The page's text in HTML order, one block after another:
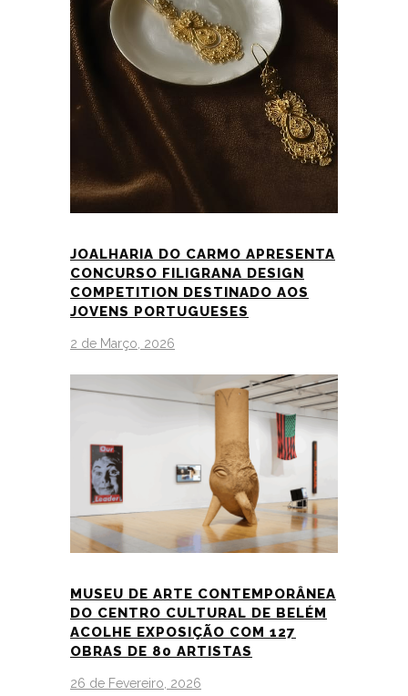
JOALHARIA DO CARMO APRESENTA
CONCURSO FILIGRANA DESIGN
COMPETITION DESTINADO AOS
JOVENS PORTUGUESES
2 de Março, 2026
MUSEU DE ARTE CONTEMPORÂNEA
DO CENTRO CULTURAL DE BELÉM
ACOLHE EXPOSIÇÃO COM 127
OBRAS DE 80 ARTISTAS
26 de Fevereiro, 2026